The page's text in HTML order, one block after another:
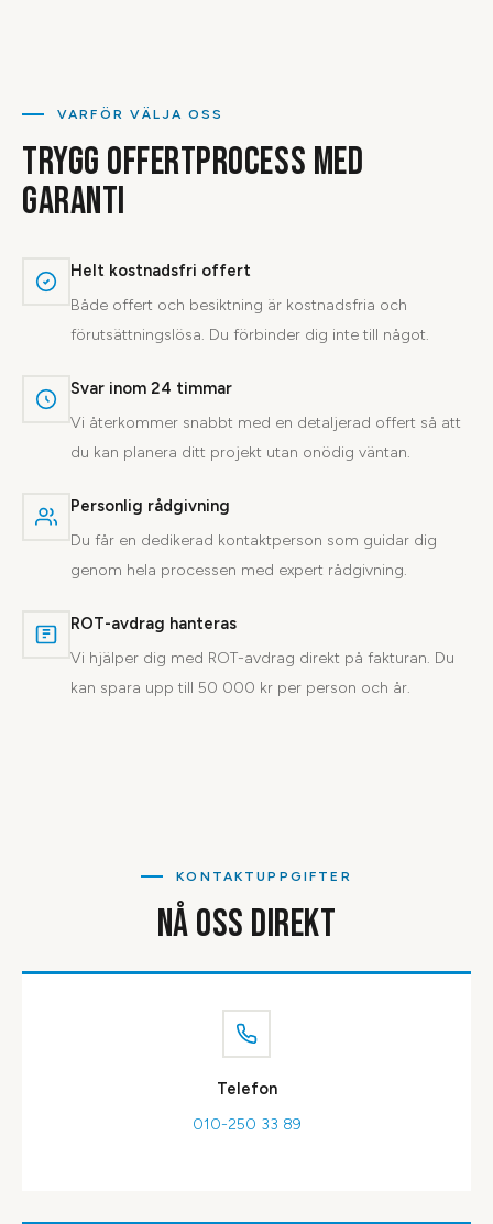
VARFÖR VÄLJA OSS
TRYGG OFFERTPROCESS MED
GARANTI
Helt kostnadsfri offert
Både offert och besiktning är kostnadsfria och
förutsättningslösa. Du förbinder dig inte till något.
Svar inom 24 timmar
Vi återkommer snabbt med en detaljerad offert så att
du kan planera ditt projekt utan onödig väntan.
Personlig rådgivning
Du får en dedikerad kontaktperson som guidar dig
genom hela processen med expert rådgivning.
ROT-avdrag hanteras
Vi hjälper dig med ROT-avdrag direkt på fakturan. Du
kan spara upp till 50 000 kr per person och år.
KONTAKTUPPGIFTER
NÅ OSS DIREKT
Telefon
010-250 33 89